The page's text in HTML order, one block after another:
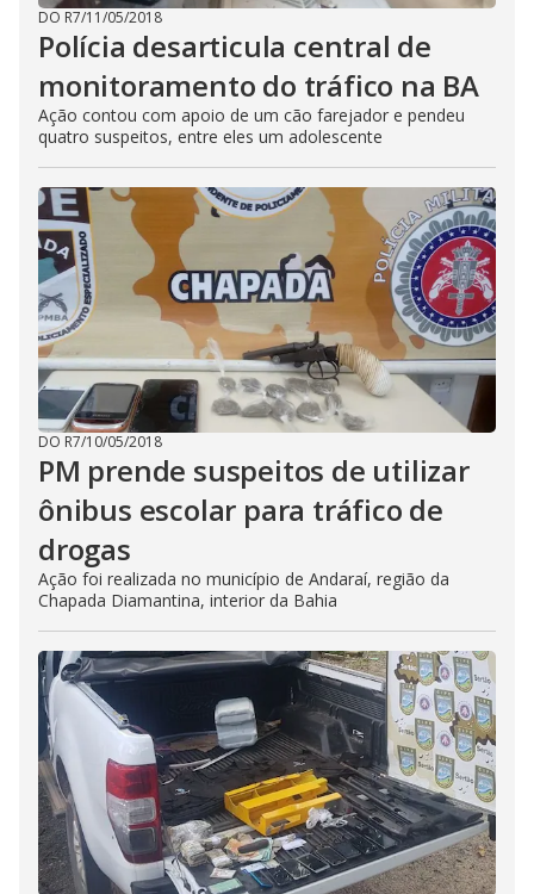
DO R7/11/05/2018
Polícia desarticula central de
monitoramento do tráfico na BA
Ação contou com apoio de um cão farejador e pendeu
quatro suspeitos, entre eles um adolescente
DO R7/10/05/2018
PM prende suspeitos de utilizar
ônibus escolar para tráfico de
drogas
Ação foi realizada no município de Andaraí, região da
Chapada Diamantina, interior da Bahia